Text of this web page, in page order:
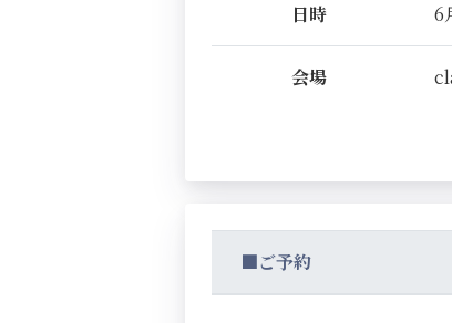
日時 6
会場
■ご予約